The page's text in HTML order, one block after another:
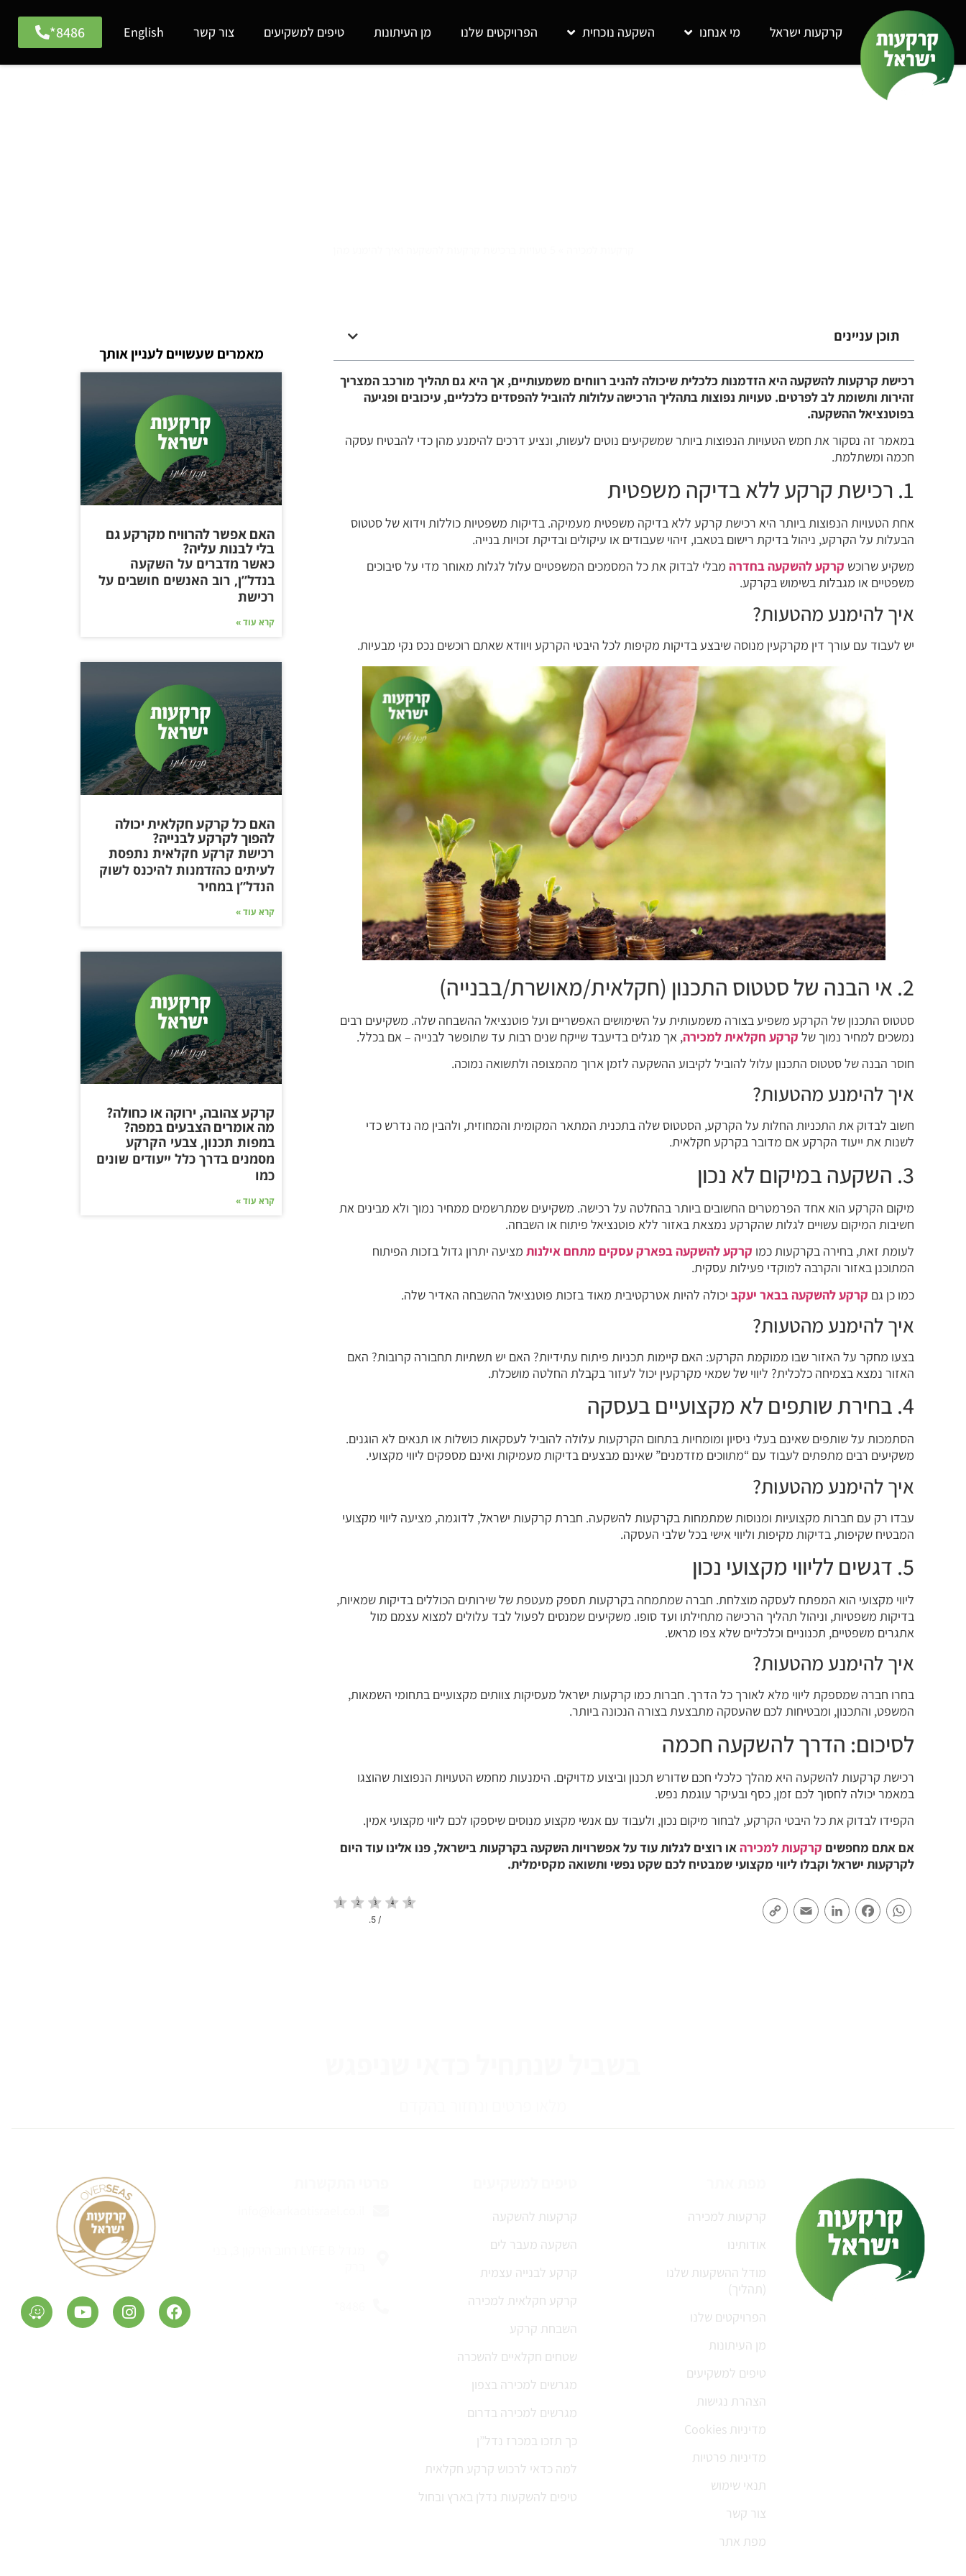
קרקעות ישראל מי אנחנו השקעה נוכחית הפרויקטים שלנו מן העיתונות טיפים למשקיעים צור קשר English
8486*
תוכן עניינים
רכישת קרקעות להשקעה היא הזדמנות כלכלית שיכולה להניב רווחים משמעותיים, אך היא גם תהליך מורכב המצריך
זהירות ותשומת לב לפרטים. טעויות נפוצות בתהליך הרכישה עלולות להוביל להפסדים כלכליים, עיכובים ופגיעה
בפוטנציאל ההשקעה.
במאמר זה נסקור את חמש הטעויות הנפוצות ביותר שמשקיעים נוטים לעשות, ונציע דרכים להימנע מהן כדי להבטיח עסקה
חכמה ומשתלמת.
1. רכישת קרקע ללא בדיקה משפטית
אחת הטעויות הנפוצות ביותר היא רכישת קרקע ללא בדיקה משפטית מעמיקה. בדיקות משפטיות כוללות וידוא של סטטוס
הבעלות על הקרקע, ניהול בדיקת רישום בטאבו, זיהוי שעבודים או עיקולים ובדיקת זכויות בנייה.
משקיע שרוכש קרקע להשקעה בחדרה מבלי לבדוק את כל המסמכים המשפטיים עלול לגלות מאוחר מדי על סיבוכים
משפטיים או מגבלות בשימוש בקרקע.
איך להימנע מהטעות?
יש לעבוד עם עורך דין מקרקעין מנוסה שיבצע בדיקות מקיפות לכל היבטי הקרקע ויוודא שאתם רוכשים נכס נקי מבעיות.
2. אי הבנה של סטטוס התכנון (חקלאית/מאושרת/בבנייה)
סטטוס התכנון של הקרקע משפיע בצורה משמעותית על השימושים האפשריים ועל פוטנציאל ההשבחה שלה. משקיעים רבים
נמשכים למחיר נמוך של קרקע חקלאית למכירה, אך מגלים בדיעבד שייקח שנים רבות עד שתופשר לבנייה – אם בכלל.
חוסר הבנה של סטטוס התכנון עלול להוביל לקיבוע ההשקעה לזמן ארוך מהמצופה ולתשואה נמוכה.
איך להימנע מהטעות?
חשוב לבדוק את התכניות החלות על הקרקע, הסטטוס שלה בתכנית המתאר המקומית והמחוזית, ולהבין מה נדרש כדי
לשנות את ייעוד הקרקע אם מדובר בקרקע חקלאית.
3. השקעה במיקום לא נכון
מיקום הקרקע הוא אחד הפרמטרים החשובים ביותר בהחלטה על רכישה. משקיעים שמתרשמים ממחיר נמוך ולא מבינים את
חשיבות המיקום עשויים לגלות שהקרקע נמצאת באזור ללא פוטנציאל פיתוח או השבחה.
לעומת זאת, בחירה בקרקעות כמו קרקע להשקעה בפארק עסקים מתחם אילנות מציעה יתרון גדול בזכות הפיתוח
המתוכנן באזור והקרבה למוקדי פעילות עסקית.
כמו כן גם קרקע להשקעה בבאר יעקב יכולה להיות אטרקטיבית מאוד בזכות פוטנציאל ההשבחה האדיר שלה.
איך להימנע מהטעות?
בצעו מחקר על האזור שבו ממוקמת הקרקע: האם קיימות תכניות פיתוח עתידיות? האם יש תשתיות תחבורה קרובות? האם
האזור נמצא בצמיחה כלכלית? ליווי של שמאי מקרקעין יכול לעזור בקבלת החלטה מושכלת.
4. בחירת שותפים לא מקצועיים בעסקה
הסתמכות על שותפים שאינם בעלי ניסיון ומומחיות בתחום הקרקעות עלולה להוביל לעסקאות כושלות או תנאים לא הוגנים.
משקיעים רבים מתפתים לעבוד עם “מתווכים מזדמנים” שאינם מבצעים בדיקות מעמיקות ואינם מספקים ליווי מקצועי.
איך להימנע מהטעות?
עבדו רק עם חברות מקצועיות ומנוסות שמתמחות בקרקעות להשקעה. חברת קרקעות ישראל, לדוגמה, מציעה ליווי מקצועי
המבטיח שקיפות, בדיקות מקיפות וליווי אישי בכל שלבי העסקה.
5. דגשים לליווי מקצועי נכון
ליווי מקצועי הוא המפתח לעסקה מוצלחת. חברה שמתמחה בקרקעות תספק מעטפת של שירותים הכוללים בדיקות שמאיות,
בדיקות משפטיות, וניהול תהליך הרכישה מתחילתו ועד סופו. משקיעים שמנסים לפעול לבד עלולים למצוא עצמם מול
אתגרים משפטיים, תכנוניים וכלכליים שלא צפו מראש.
איך להימנע מהטעות?
בחרו חברה שמספקת ליווי מלא לאורך כל הדרך. חברות כמו קרקעות ישראל מעסיקות צוותים מקצועיים בתחומי השמאות,
המשפט, והתכנון, ומבטיחות לכם שהעסקה מתבצעת בצורה הנכונה ביותר.
לסיכום: הדרך להשקעה חכמה
רכישת קרקעות להשקעה היא מהלך כלכלי חכם שדורש תכנון וביצוע מדויקים. הימנעות מחמש הטעויות הנפוצות שהוצגו
במאמר יכולה לחסוך לכם זמן, כסף ובעיקר עוגמת נפש.
הקפידו לבדוק את כל היבטי הקרקע, לבחור מיקום נכון, ולעבוד עם אנשי מקצוע מנוסים שיספקו לכם ליווי מקצועי אמין.
אם אתם מחפשים קרקעות למכירהאו רוצים לגלות עוד על אפשרויות השקעה בקרקעות בישראל, פנו אלינו עוד היום
לקרקעות ישראל וקבלו ליווי מקצועי שמבטיח לכם שקט נפשי ותשואה מקסימלית.
WhatsApp
Facebook
LinkedIn
Email
/ 5.
מאמרים שעשויים לעניין אותך
האם אפשר להרוויח מקרקע גם
בלי לבנות עליה?
כאשר מדברים על השקעה
בנדל”ן, רוב האנשים חושבים על
רכישת
קרא עוד »
האם כל קרקע חקלאית יכולה
להפוך לקרקע לבנייה?
רכישת קרקע חקלאית נתפסת
לעיתים כהזדמנות להיכנס לשוק
הנדל”ן במחיר
קרא עוד »
קרקע צהובה, ירוקה או כחולה?
מה אומרים הצבעים במפה?
במפות תכנון, צבעי הקרקע
מסמנים בדרך כלל ייעודים שונים
כמו
קרא עוד »
קרקעות למכירה
אודותינו
מודל ההשקעות שלנו
(תהליך)
הפרויקטים שלנו
מן העיתונות
טיפים למשקיעים
הצהרת נגישות
מדיניות Cookies
מדיניות פרטיות
תנאי שימוש
צור קשר
מפת אתר
קרקעות להשקעה
השקעה מעבר לים
קרקע לבנייה עצמית
קרקע חקלאית למכירה
השבחת קרקע
שטחים חקלאיים להשכרה
מגרשים למכירה בצפון
מגרשים למכירה בדרום
כך תזכו במכרז נדל”ן
למה כדאי לרכוש קרקע חקלאית
טיפים להשקעות נדלן בארץ ובחול